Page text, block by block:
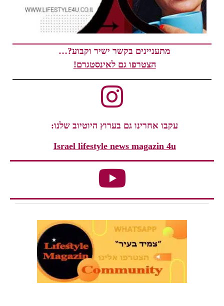
מתעניינים בקשר ישיר וקבוע?…
הצטרפו גם לאינסטגרם!
עקבו אחרינו גם בערוץ היוטיוב שלנו:
Israel lifestyle news magazin 4u